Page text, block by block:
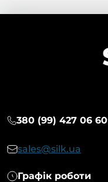
380 (99) 427 06 60
sales@silk.ua
Графік роботи